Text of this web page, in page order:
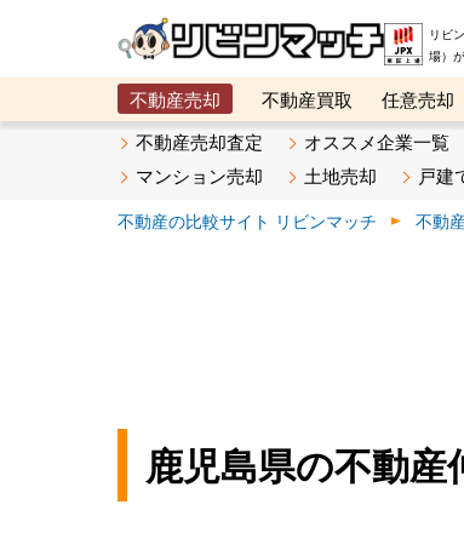
リビ
場）
不動産売却 不動産買取 任意売却
メタ住宅展示場
ベスト不動産カンパニ
不動産売却査定 オススメ企業一覧
マンション売却
土地売却 戸建
不動産の比較サイト リビンマッチ 不動
鹿児島県の不動産